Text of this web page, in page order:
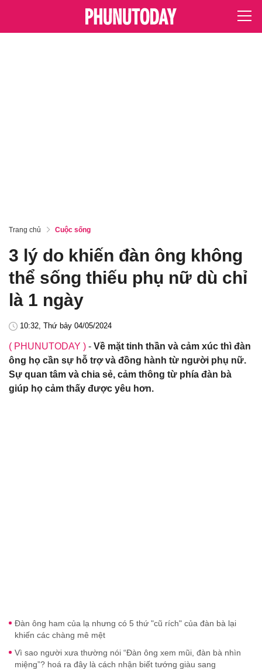
Trang chủ Cuộc sống
3 lý do khiến đàn ông không
thể sống thiếu phụ nữ dù chỉ
là 1 ngày
10:32, Thứ bảy 04/05/2024
( PHUNUTODAY ) - Về mặt tinh thần và cảm xúc thì đàn
ông họ cần sự hỗ trợ và đồng hành từ người phụ nữ.
Sự quan tâm và chia sẻ, cảm thông từ phía đàn bà
giúp họ cảm thấy được yêu hơn.
Đàn ông ham của lạ nhưng có 5 thứ "cũ rích" của đàn bà lại
khiến các chàng mê mệt
Vì sao người xưa thường nói “Đàn ông xem mũi, đàn bà nhìn
miệng”? hoá ra đây là cách nhận biết tướng giàu sang